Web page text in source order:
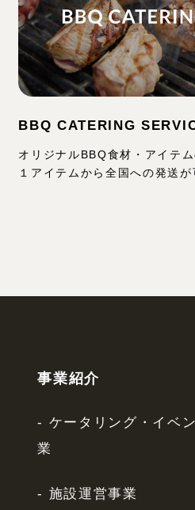
BBQ CATERING
オリジナルBBQ食材・アイテム
１アイテムから全国への発送が
事業紹介
ケータリング・イベ
業
施設運営事業